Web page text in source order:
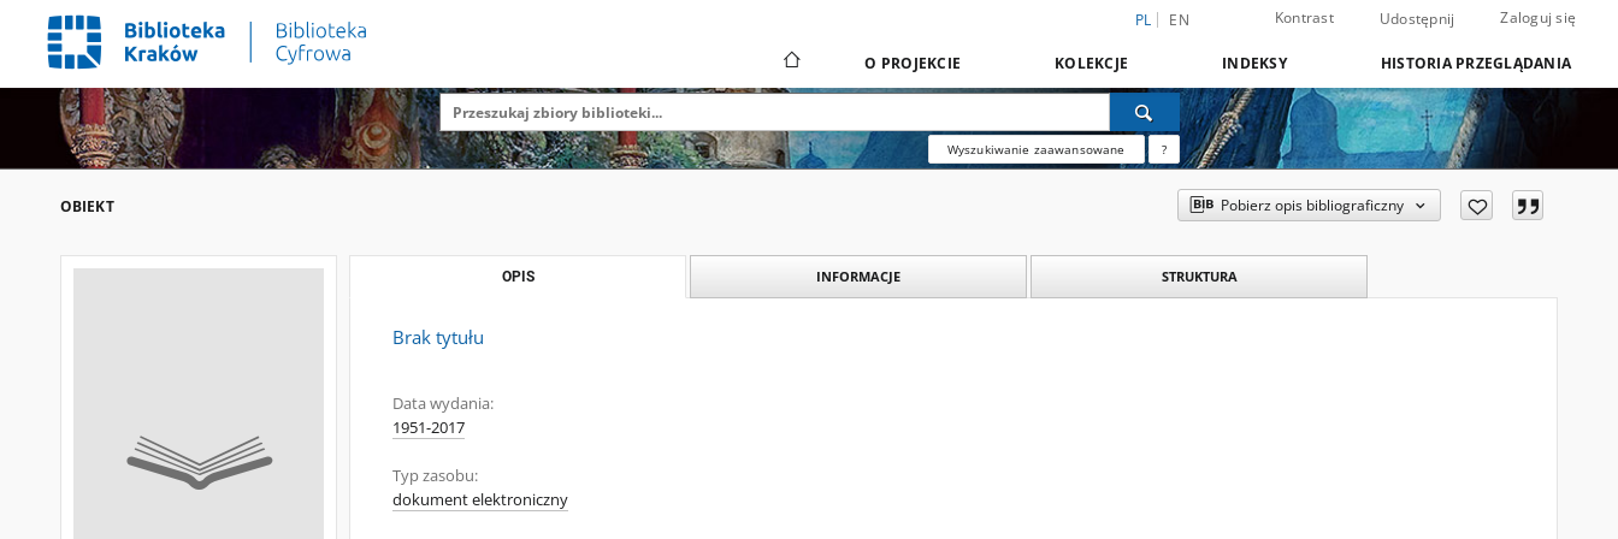
PL EN Kontrast Udostępnij Zaloguj się
O PROJEKCIE KOLEKCJE INDEKSY HISTORIA PRZEGLĄDANIA
Wyszukiwanie zaawansowane ?
OBIEKT Pobierz opis bibliograficzny
OPIS INFORMACJE STRUKTURA
Brak tytułu
Data wydania:
1951-2017
Typ zasobu:
dokument elektroniczny